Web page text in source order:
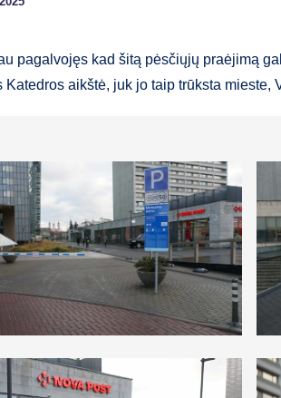
pagalvojęs kad šitą pėsčiųjų praėjimą
Katedros aikštė, juk jo taip trūksta mieste,